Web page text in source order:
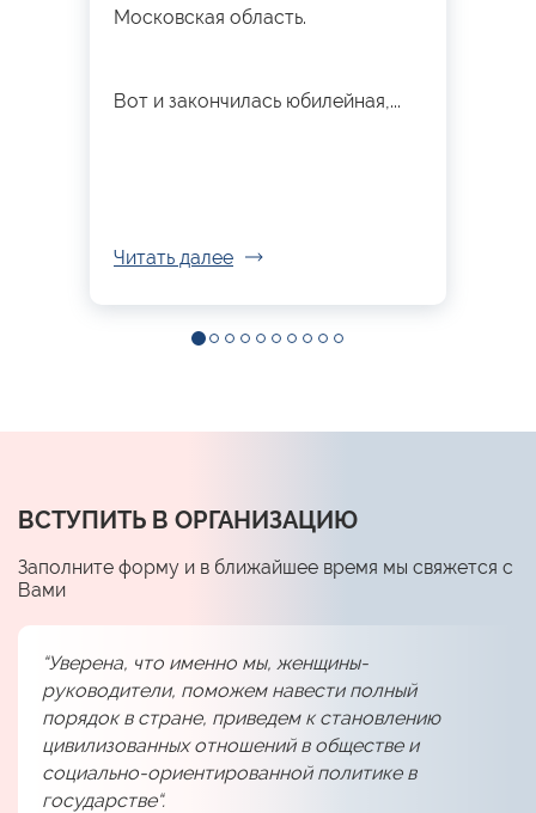
Московская область.
Вот и закончилась юбилейная,...
Читать далее
ВСТУПИТЬ В ОРГАНИЗАЦИЮ
Заполните форму и в ближайшее время мы свяжется с
Вами
“Уверена, что именно мы, женщины-
руководители, поможем навести полный
порядок в стране, приведем к становлению
цивилизованных отношений в обществе и
социально-ориентированной политике в
государстве“.